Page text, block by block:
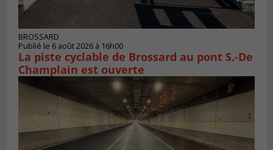
BROSSARD
Publié le 6 août 2026 à 16h00
La piste cyclable de Brossard au pont S.-De
Champlain est ouverte